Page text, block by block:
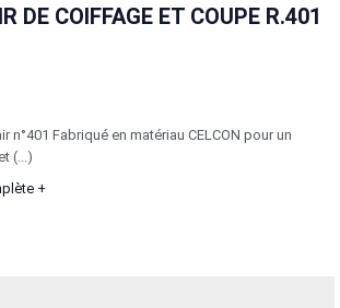
DE COIFFAGE ET COUPE R.401
n°401 Fabriqué en matériau CELCON pour un
(...)
+